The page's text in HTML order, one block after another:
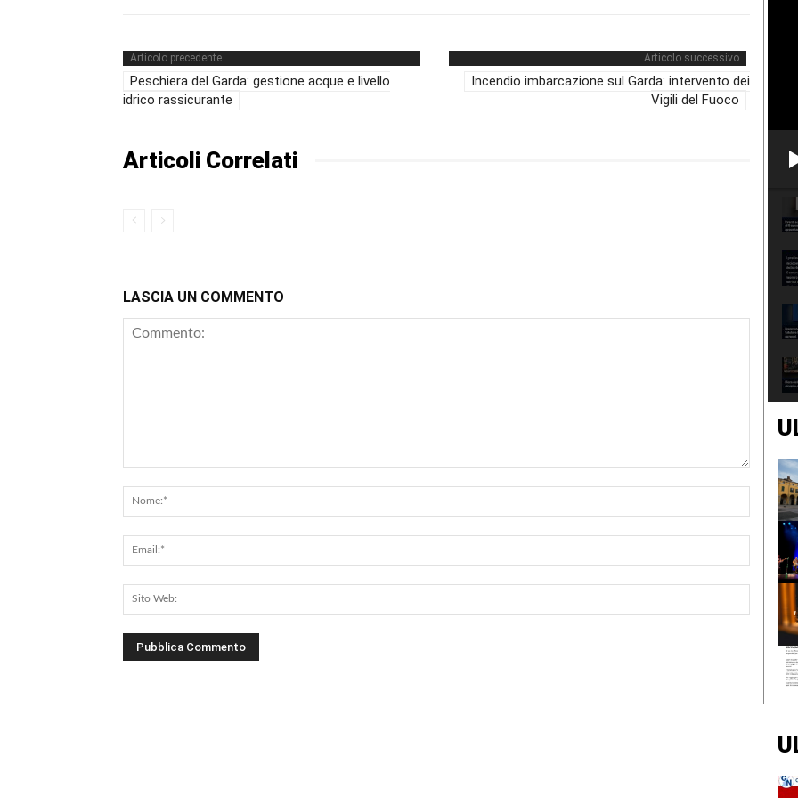
Articolo precedente
Peschiera del Garda: gestione acque e livello
idrico rassicurante
Articolo successivo
Incendio imbarcazione sul Garda: intervento dei
Vigili del Fuoco
Articoli Correlati
LASCIA UN COMMENTO
Nome:*
Email:*